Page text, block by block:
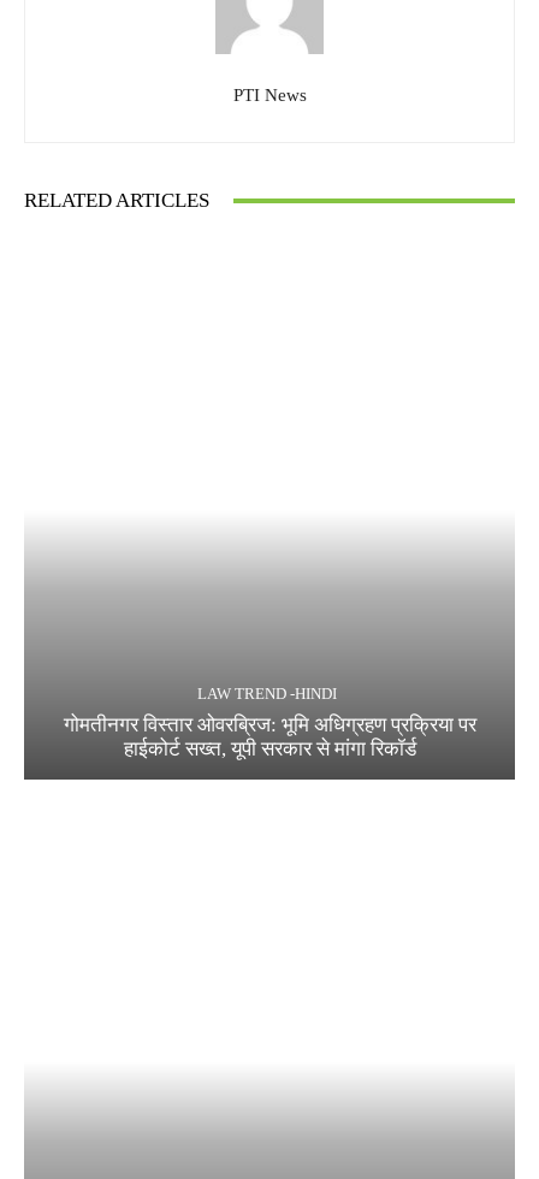
PTI News
RELATED ARTICLES
LAW TREND -HINDI
गोमतीनगर विस्तार ओवरब्रिज: भूमि अधिग्रहण प्रक्रिया पर
हाईकोर्ट सख्त, यूपी सरकार से मांगा रिकॉर्ड